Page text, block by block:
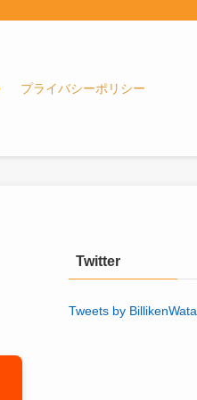
プライバシーポリシー
Twitter
Tweets by BillikenWata